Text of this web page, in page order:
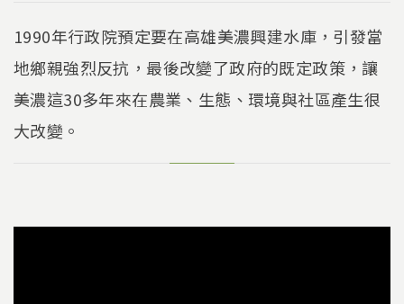
1990年行政院預定要在高雄美濃興建水庫，引發當
地鄉親強烈反抗，最後改變了政府的既定政策，讓
美濃這30多年來在農業、生態、環境與社區產生很
大改變。